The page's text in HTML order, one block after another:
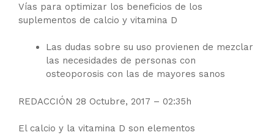
Vías para optimizar los beneficios de los
suplementos de calcio y vitamina D
Las dudas sobre su uso provienen de mezclar
las necesidades de personas con
osteoporosis con las de mayores sanos
REDACCIÓN 28 Octubre, 2017 – 02:35h
El calcio y la vitamina D son elementos